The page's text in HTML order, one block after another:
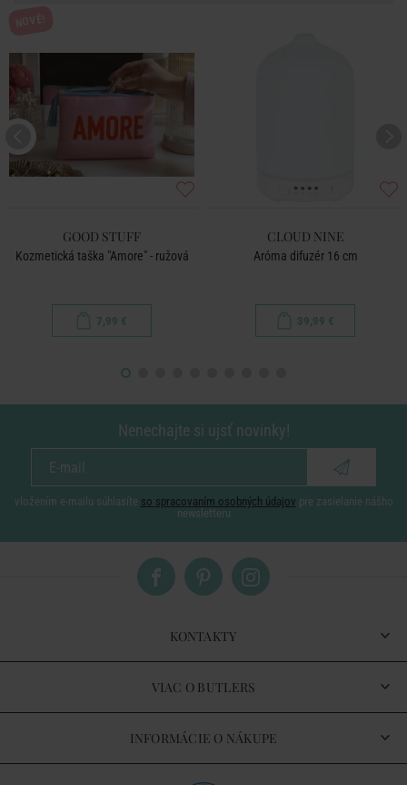
GOOD STUFF
Kozmetická taška "Amore" - ružová
7,99 €
CLOUD NINE
Aróma difuzér 16 cm
39,99 €
Nenechajte si ujsť novinky!
vložením e-mailu súhlasíte so spracovaním osobných údajov pre zasielanie nášho
newsletteru
KONTAKTY
VIAC O BUTLERS
INFORMÁCIE O NÁKUPE